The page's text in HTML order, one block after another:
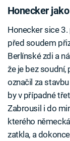
Honecker
Honecker sice
před soudem
Berlínské zdi a
že je bez soudní,
označil za
by v případné
Zabrousil i do
kterého
zatkla, a